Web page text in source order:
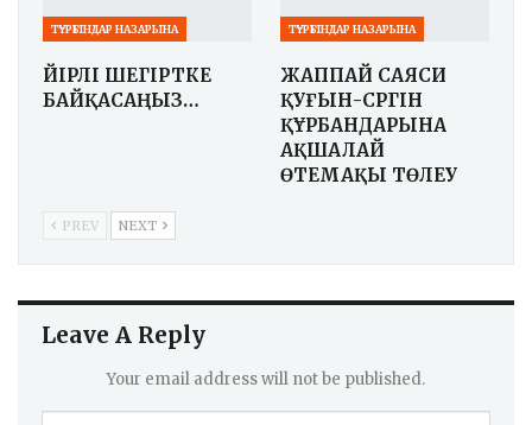
ТҰРҒЫНДАР НАЗАРЫНА
ҮЙІРЛІ ШЕГІРТКЕ
БАЙҚАСАҢЫЗ…
ТҰРҒЫНДАР НАЗАРЫНА
ЖАППАЙ САЯСИ
ҚУҒЫН-СҮРГІН
ҚҰРБАНДАРЫНА
АҚШАЛАЙ
ӨТЕМАҚЫ ТӨЛЕУ
PREV NEXT
Leave A Reply
Your email address will not be published.